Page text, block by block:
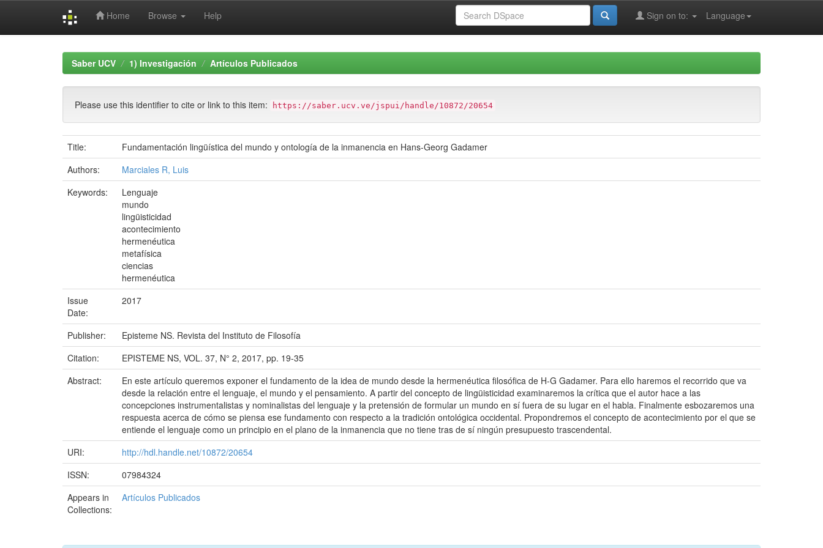
Home Browse Help Language
Sign on to:
Saber UCV 1) Investigación Artículos Publicados
Please use this identifier to cite or link to this item: https://saber.ucv.ve/jspui/handle/10872/20654
Title:
Fundamentación lingüística del mundo y ontología de la inmanencia en Hans-Georg Gadamer
Authors:
Marciales R, Luis
Keywords:
Lenguaje
mundo
lingüisticidad
acontecimiento
hermenéutica
metafísica
ciencias
hermenéutica
Issue
Date:
2017
Publisher:
Episteme NS. Revista del Instituto de Filosofía
Citation:
EPISTEME NS, VOL. 37, N° 2, 2017, pp. 19-35
Abstract:
En este artículo queremos exponer el fundamento de la idea de mundo desde la hermenéutica filosófica de H-G Gadamer. Para ello haremos el recorrido que va
desde la relación entre el lenguaje, el mundo y el pensamiento. A partir del concepto de lingüisticidad examinaremos la crítica que el autor hace a las
concepciones instrumentalistas y nominalistas del lenguaje y la pretensión de formular un mundo en sí fuera de su lugar en el habla. Finalmente esbozaremos una
respuesta acerca de cómo se piensa ese fundamento con respecto a la tradición ontológica occidental. Propondremos el concepto de acontecimiento por el que se
entiende el lenguaje como un principio en el plano de la inmanencia que no tiene tras de sí ningún presupuesto trascendental.
URI:
http://hdl.handle.net/10872/20654
ISSN:
07984324
Appears in
Collections:
Artículos Publicados